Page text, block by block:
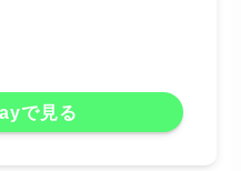
で見る